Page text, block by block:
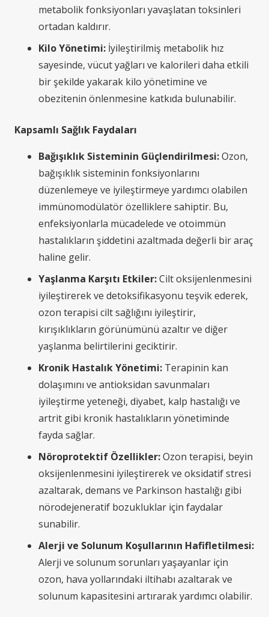
metabolik fonksiyonları yavaşlatan toksinleri
ortadan kaldırır.
Kilo Yönetimi: İyileştirilmiş metabolik hız
sayesinde, vücut yağları ve kalorileri daha etkili
bir şekilde yakarak kilo yönetimine ve
obezitenin önlenmesine katkıda bulunabilir.
Kapsamlı Sağlık Faydaları
Bağışıklık Sisteminin Güçlendirilmesi:Ozon,
bağışıklık sisteminin fonksiyonlarını
düzenlemeye ve iyileştirmeye yardımcı olabilen
immünomodülatör özelliklere sahiptir. Bu,
enfeksiyonlarla mücadelede ve otoimmün
hastalıkların şiddetini azaltmada değerli bir araç
haline gelir.
Yaşlanma Karşıtı Etkiler:Cilt oksijenlenmesini
iyileştirerek ve detoksifikasyonu teşvik ederek,
ozon terapisi cilt sağlığını iyileştirir,
kırışıklıkların görünümünü azaltır ve diğer
yaşlanma belirtilerini geciktirir.
Kronik Hastalık Yönetimi: Terapinin kan
dolaşımını ve antioksidan savunmaları
iyileştirme yeteneği, diyabet, kalp hastalığı ve
artrit gibi kronik hastalıkların yönetiminde
fayda sağlar.
Nöroprotektif Özellikler:Ozon terapisi, beyin
oksijenlenmesini iyileştirerek ve oksidatif stresi
azaltarak, demans ve Parkinson hastalığı gibi
nörodejeneratif bozukluklar için faydalar
sunabilir.
Alerji ve Solunum Koşullarının Hafifletilmesi:
Alerji ve solunum sorunları yaşayanlar için
ozon, hava yollarındaki iltihabı azaltarak ve
solunum kapasitesini artırarak yardımcı olabilir.